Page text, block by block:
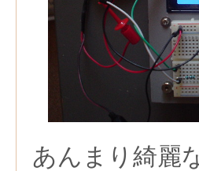
あんまり綺麗